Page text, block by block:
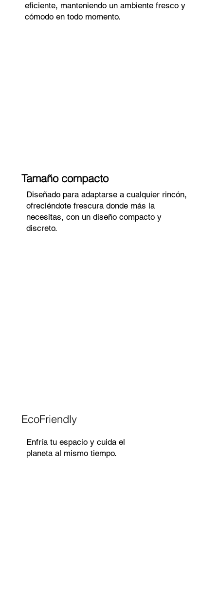
eficiente, manteniendo un ambiente fresco y
cómodo en todo momento.
Tamaño compacto
Diseñado para adaptarse a cualquier rincón,
ofreciéndote frescura donde más la
necesitas, con un diseño compacto y
discreto.
EcoFriendly
Enfría tu espacio y cuida el
planeta al mismo tiempo.